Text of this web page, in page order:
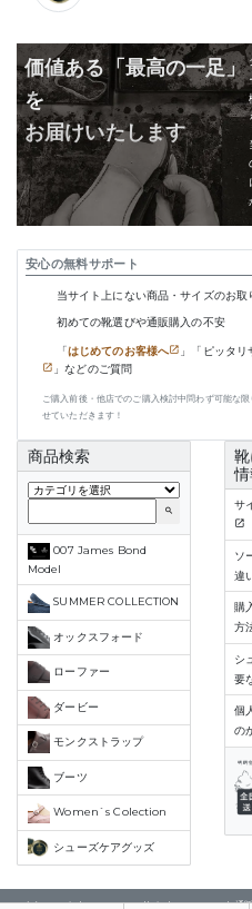
価値ある「最高の一足」
を
お届けいたします
安心の無料サポート
当サイト上にない商品・サイズのお取
初めての靴選びや通販購入の不安
「はじめてのお客様へ 」「ピッタ
」などのご質問
ご購入前後・他店でのご購入検討中問わず可能な限
せていただきます！
商品検索
search
007 James Bond
Model
SUMMER COLLECTION
オックスフォード
ローファー
ダービー
モンクストラップ
ブーツ
Women`s Colection
シューズケアグッズ
サ
ソ
違
購
方
シ
要
個
の
(C) Copyright 2015-2023 All rights reserved. 通販